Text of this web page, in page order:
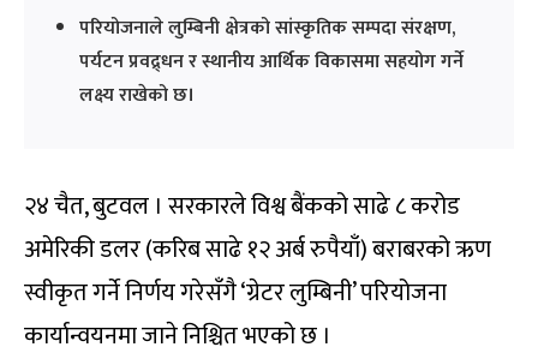
परियोजनाले लुम्बिनी क्षेत्रको सांस्कृतिक सम्पदा संरक्षण,
पर्यटन प्रवद्र्धन र स्थानीय आर्थिक विकासमा सहयोग गर्ने
लक्ष्य राखेको छ।
२४ चैत, बुटवल । सरकारले विश्व बैंकको साढे ८ करोड
अमेरिकी डलर (करिब साढे १२ अर्ब रुपैयाँ) बराबरको ऋण
स्वीकृत गर्ने निर्णय गरेसँगै ‘ग्रेटर लुम्बिनी’ परियोजना
कार्यान्वयनमा जाने निश्चित भएको छ ।